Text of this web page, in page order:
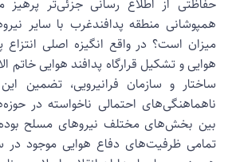
از اطلاع رسانی جزئی‌تر پرهیز
منطقه پدافندغرب با سایر
است؟ در واقع انگیزه اصلی انتزاع
و تشکیل قرارگاه پدافند هوایی خاتم
و سازمان فرانیرویی، تضمین این
احتمالی ناخواسته در
بخش‌های مختلف نیروهای مسلح بوده
ظرفیت‌های دفاع هوایی موجود در